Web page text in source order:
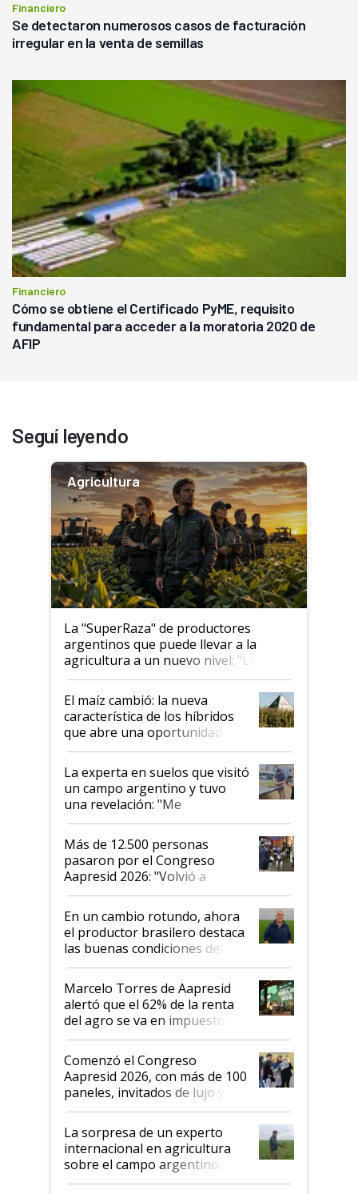
Financiero
Se detectaron numerosos casos de facturación
irregular en la venta de semillas
Financiero
Cómo se obtiene el Certificado PyME, requisito
fundamental para acceder a la moratoria 2020 de
AFIP
Seguí leyendo
Agricultura
La "SuperRaza" de productores
argentinos que puede llevar a la
agricultura a un nuevo nivel: "Las
posibilidades de crecimiento son
infinitas"
El maíz cambió: la nueva
característica de los híbridos
que abre una oportunidad en
el lote
La experta en suelos que visitó
un campo argentino y tuvo
una revelación: "Me
impresionó mucho"
Más de 12.500 personas
pasaron por el Congreso
Aapresid 2026: "Volvió a
demostrar que hablar del
suelo es hablar de todo el
sistema productivo"
En un cambio rotundo, ahora
el productor brasilero destaca
las buenas condiciones del
agro argentino para invertir:
"Los veo más motivados"
Marcelo Torres de Aapresid
alertó que el 62% de la renta
del agro se va en impuestos:
"No es bueno que en
Argentina se sigan discutiendo
las mismas cosas de hace 50
años"
Comenzó el Congreso
Aapresid 2026, con más de 100
paneles, invitados de lujo y
todas las tendencias
La sorpresa de un experto
internacional en agricultura
sobre el campo argentino:
"Estoy muy impresionado"